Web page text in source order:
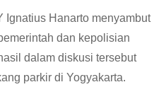
Ignatius Hanarto menyambut
dan kepolisian
dalam diskusi tersebut
parkir di Yogyakarta.